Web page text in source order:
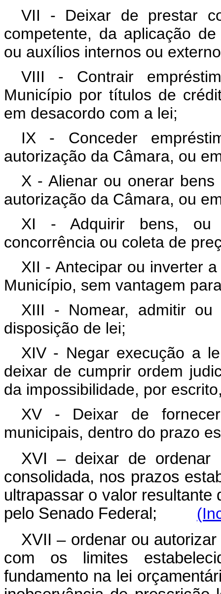
VII - Deixar de prestar
competente, da aplicação
ou auxílios internos ou
VIII - Contrair
Município por títulos de
em desacordo com a lei;
IX - Conceder
autorização da Câmara, ou
X - Alienar ou onerar
autorização da Câmara, ou
XI - Adquirir bens, ou
concorrência ou coleta de
XII - Antecipar ou inverter
Município, sem vantagem
XIII - Nomear, admitir ou
disposição de lei;
XIV - Negar execução a
deixar de cumprir ordem
da impossibilidade, por
XV - Deixar de
municipais, dentro do prazo
XVI – deixar de ordenar
consolidada, nos prazos
ultrapassar o valor resultante
pelo Senado Federal;
XVII – ordenar ou
com os limites
fundamento na lei